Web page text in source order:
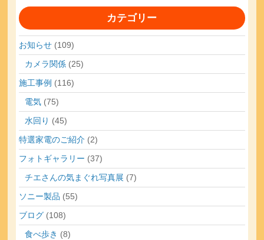
カテゴリー
お知らせ (109)
カメラ関係 (25)
施工事例 (116)
電気 (75)
水回り (45)
特選家電のご紹介 (2)
フォトギャラリー (37)
チエさんの気まぐれ写真展 (7)
ソニー製品 (55)
ブログ (108)
食べ歩き (8)